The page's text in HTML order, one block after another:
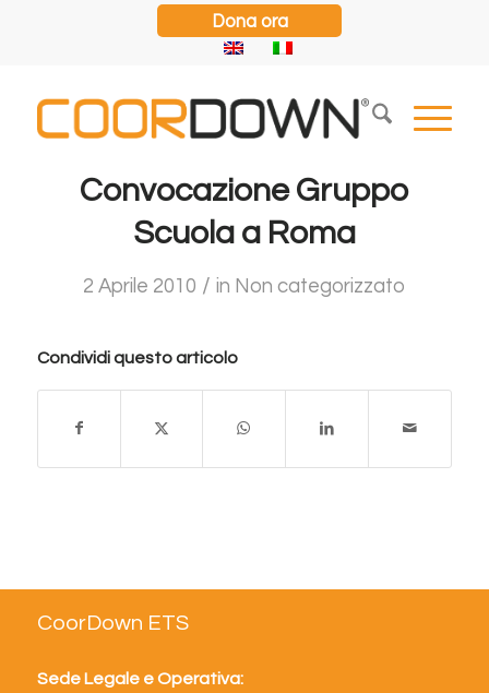
Dona ora
Convocazione Gruppo
Scuola a Roma
2 Aprile 2010 / in Non categorizzato
Condividi questo articolo
CoorDown ETS
Sede Legale e Operativa: